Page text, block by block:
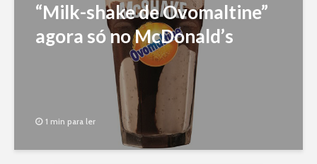
“Milk-shake de Ovomaltine”
agora só no McDonald’s
1 min para ler